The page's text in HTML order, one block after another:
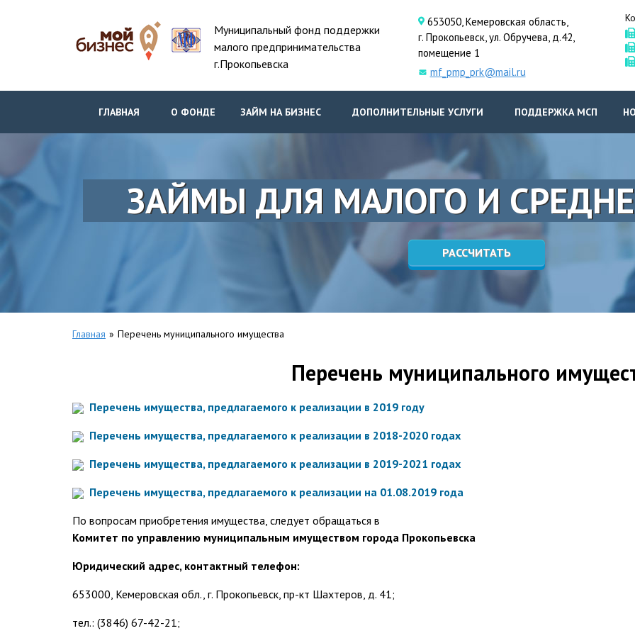
Муниципальный фонд поддержки
малого предпринимательства
г.Прокопьевска
653050, Кемеровская область,
г. Прокопьевск, ул. Обручева, д.42,
помещение 1
mf_pmp_prk@mail.ru
ГЛАВНАЯ О ФОНДЕ ЗАЙМ НА БИЗНЕС ДОПОЛНИТЕЛЬНЫЕ УСЛУГИ ПОДДЕРЖКА МСП
ЗАЙМЫ ДЛЯ МАЛОГО И
РАССЧИТАТЬ
Главная » Перечень муниципального имущества
Перечень муниципального
Перечень имущества, предлагаемого к реализации в 2019 году
Перечень имущества, предлагаемого к реализации в 2018-2020 годах
Перечень имущества, предлагаемого к реализации в 2019-2021 годах
Перечень имущества, предлагаемого к реализации на 01.08.2019 года
По вопросам приобретения имущества, следует обращаться в
Комитет по управлению муниципальным имуществом города Прокопьевска
Юридический адрес, контактный телефон:
653000, Кемеровская обл., г. Прокопьевск, пр-кт Шахтеров, д. 41;
тел.: (3846) 67-42-21;